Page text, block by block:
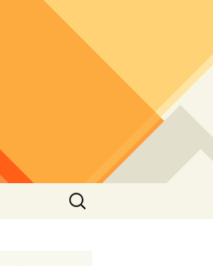
Search
for: